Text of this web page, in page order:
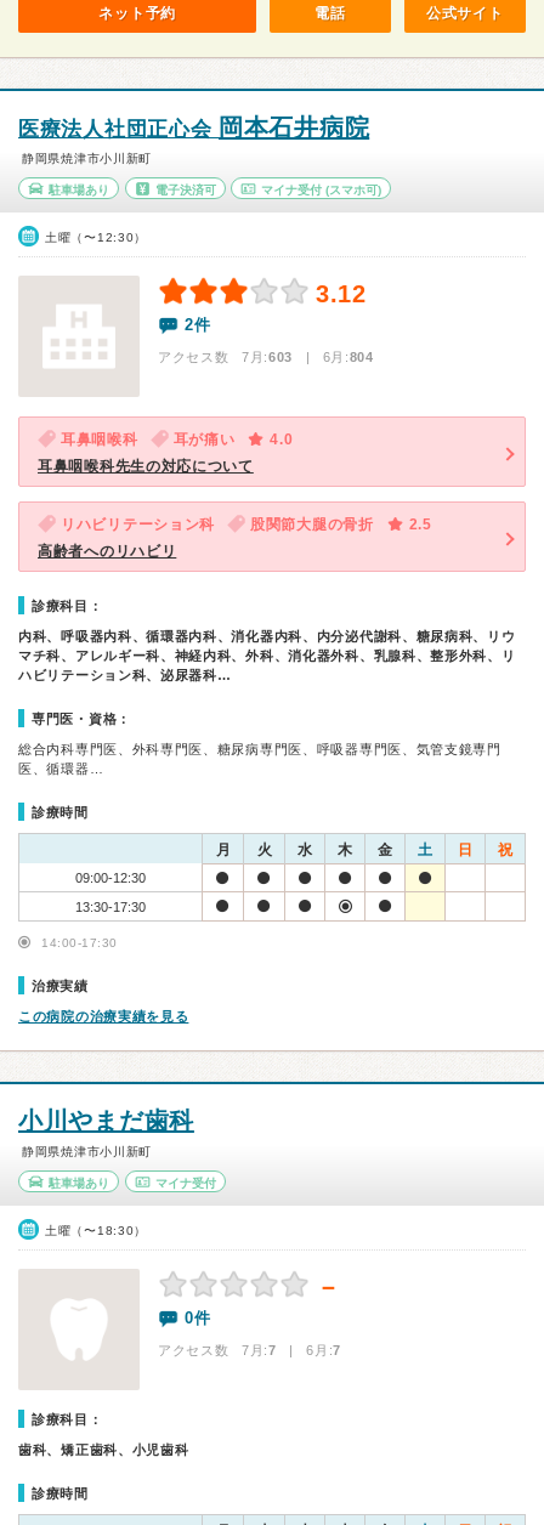
ネット予約 電話 公式サイト
医療法人社団正心会 岡本石井病院
静岡県焼津市小川新町
駐車場あり 電子決済可 マイナ受付 (スマホ可)
土曜（〜12:30）
3.12
2件
アクセス数 7月:603 | 6月:804
耳鼻咽喉科 耳が痛い
4.0
耳鼻咽喉科先生の対応について
リハビリテーション科 股関節大腿の骨折
2.5
高齢者へのリハビリ
診療科目：
内科、呼吸器内科、循環器内科、消化器内科、内分泌代謝科、糖尿病科、リウ
マチ科、アレルギー科、神経内科、外科、消化器外科、乳腺科、整形外科、リ
ハビリテーション科、泌尿器科…
専門医・資格：
総合内科専門医、外科専門医、糖尿病専門医、呼吸器専門医、気管支鏡専門
医、循環器…
診療時間
月 火 水 木 金 土 日 祝
09:00-12:30
13:30-17:30
14:00-17:30
治療実績
この病院の治療実績を見る
小川やまだ歯科
静岡県焼津市小川新町
駐車場あり マイナ受付
土曜（〜18:30）
－
0件
アクセス数 7月:7 | 6月:7
診療科目：
歯科、矯正歯科、小児歯科
診療時間